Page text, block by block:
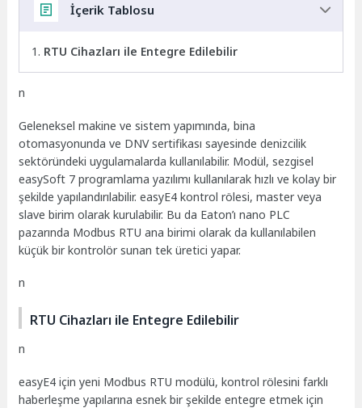
İçerik Tablosu
RTU Cihazları ile Entegre Edilebilir
n
Geleneksel makine ve sistem yapımında, bina
otomasyonunda ve DNV sertifikası sayesinde denizcilik
sektöründeki uygulamalarda kullanılabilir. Modül, sezgisel
easySoft 7 programlama yazılımı kullanılarak hızlı ve kolay bir
şekilde yapılandırılabilir. easyE4 kontrol rölesi, master veya
slave birim olarak kurulabilir. Bu da Eaton’ı nano PLC
pazarında Modbus RTU ana birimi olarak da kullanılabilen
küçük bir kontrolör sunan tek üretici yapar.
n
RTU Cihazları ile Entegre Edilebilir
n
easyE4 için yeni Modbus RTU modülü, kontrol rölesini farklı
haberleşme yapılarına esnek bir şekilde entegre etmek için